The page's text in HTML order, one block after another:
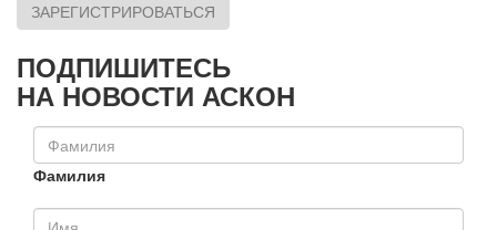
ЗАРЕГИСТРИРОВАТЬСЯ
ПОДПИШИТЕСЬ
НА НОВОСТИ АСКОН
Фамилия